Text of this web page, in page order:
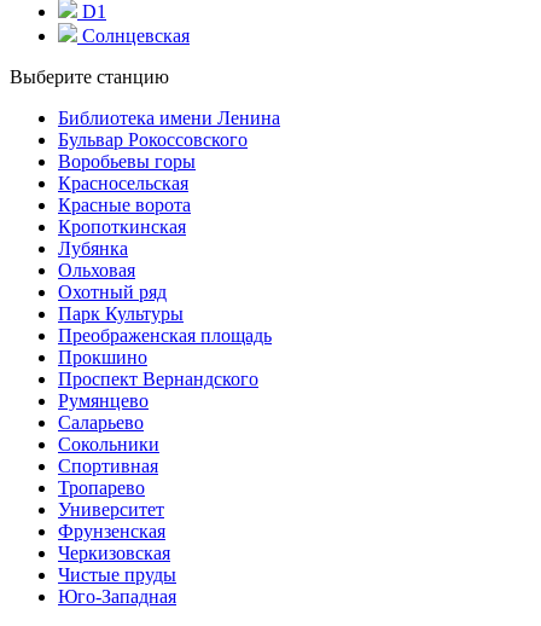
D1
Солнцевская
Выберите станцию
Библиотека имени Ленина
Бульвар Рокоссовского
Воробьевы горы
Красно­сельская
Красные ворота
Кропоткинс­кая
Лубянка
Ольховая
Охотный ряд
Парк Культуры
Преобра­женская площадь
Прокшино
Проспект Вернандского
Румянцево
Саларьево
Сокольники
Спортивная
Тропарево
Университет
Фрунзенская
Черкизовская
Чистые пруды
Юго-Западная